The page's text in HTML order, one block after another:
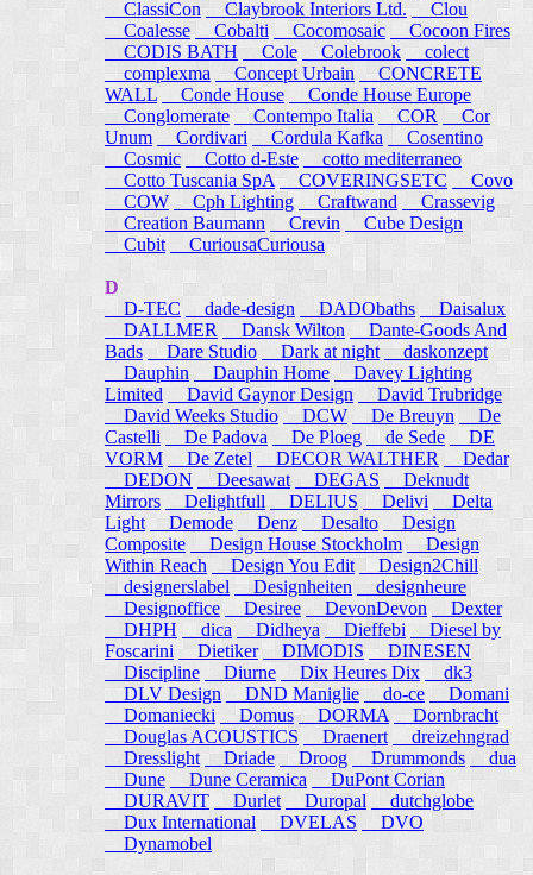
ClassiCon
Claybrook Interiors Ltd.
Clou
Coalesse
Cobalti Cocomosaic
Cocoon Fires
CODIS BATH
Cole Colebrook
colect
complexma
Concept Urbain
CONCRETE
WALL
Conde House
Conde House Europe
Conglomerate
Contempo Italia COR
Cor
Unum
Cordivari Cordula Kafka
Cosentino
Cosmic
Cotto d-Este
cotto mediterraneo
Cotto Tuscania SpA
COVERINGSETC
Covo
COW
Cph Lighting Craftwand
Crassevig
Creation Baumann
Crevin
Cube Design
Cubit
CuriousaCuriousa
D
D-TEC
dade-design DADObaths
Daisalux
DALLMER
Dansk Wilton
Dante-Goods And
Bads
Dare Studio Dark at night
daskonzept
Dauphin
Dauphin Home
Davey Lighting
Limited
David Gaynor Design
David Trubridge
David Weeks Studio
DCW De Breuyn
De
Castelli
De Padova De Ploeg de Sede
DE
VORM
De Zetel DECOR WALTHER
Dedar
DEDON
Deesawat DEGAS
Deknudt
Mirrors
Delightfull DELIUS Delivi
Delta
Light
Demode Denz Desalto
Design
Composite
Design House Stockholm
Design
Within Reach
Design You Edit
Design2Chill
designerslabel
Designheiten
designheure
Designoffice
Desiree DevonDevon
Dexter
DHPH
dica Didheya Dieffebi
Diesel by
Foscarini
Dietiker DIMODIS
DINESEN
Discipline
Diurne Dix Heures Dix
dk3
DLV Design
DND Maniglie do-ce
Domani
Domaniecki
Domus DORMA
Dornbracht
Douglas ACOUSTICS
Draenert
dreizehngrad
Dresslight Driade Droog Drummonds
dua
Dune
Dune Ceramica
DuPont Corian
DURAVIT
Durlet Duropal
dutchglobe
Dux International
DVELAS
DVO
Dynamobel